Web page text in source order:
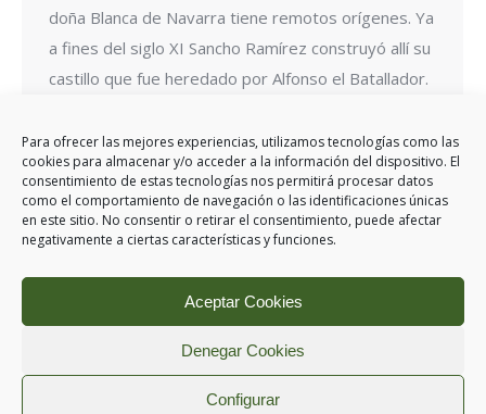
Para ofrecer las mejores experiencias, utilizamos tecnologías como las
cookies para almacenar y/o acceder a la información del dispositivo. El
consentimiento de estas tecnologías nos permitirá procesar datos
como el comportamiento de navegación o las identificaciones únicas
en este sitio. No consentir o retirar el consentimiento, puede afectar
negativamente a ciertas características y funciones.
Aceptar Cookies
Denegar Cookies
Configurar
doña Blanca de Navarra tiene remotos orígenes. Ya
a fines del siglo XI Sancho Ramírez construyó allí su
castillo que fue heredado por Alfonso el Batallador.
villa de Sangüesa en línea fronteriza se edificó un
cerco amurallado…
← 1 … 10 11 12 13 14
…
25
→